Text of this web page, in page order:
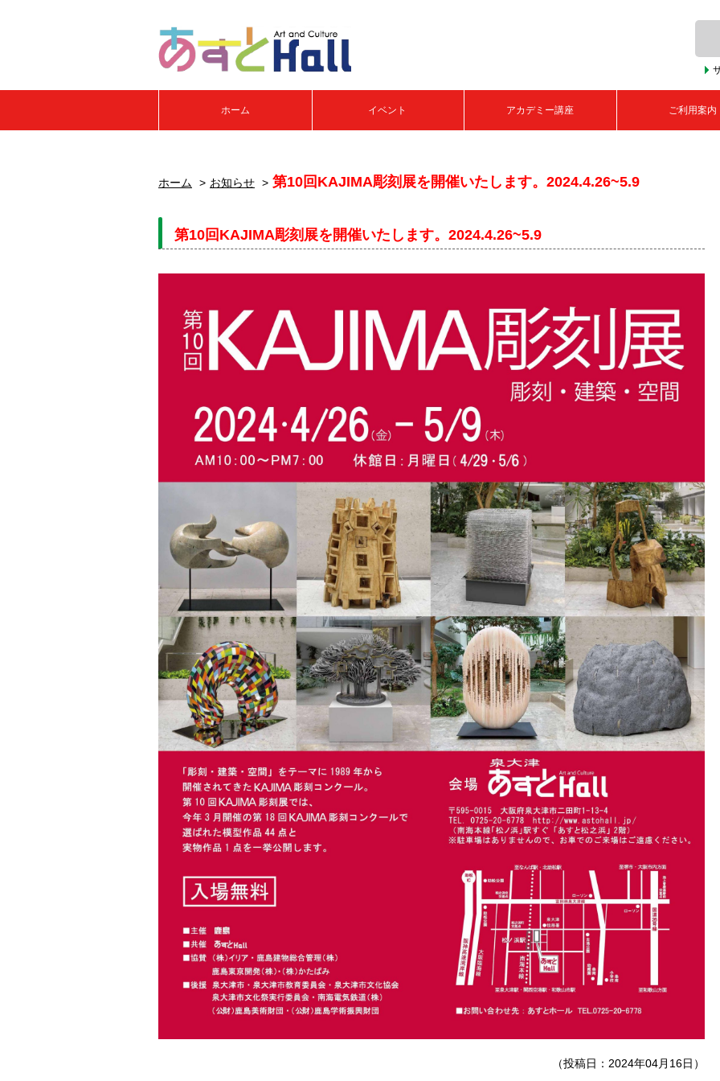
ホーム イベント アカデミー講座 ご利用案内
ホーム お知らせ 第10回KAJIMA彫刻展を開催いたします。2024.4.26~5.9
第10回KAJIMA彫刻展を開催いたします。2024.4.26~5.9
（投稿日：2024年04月16日）